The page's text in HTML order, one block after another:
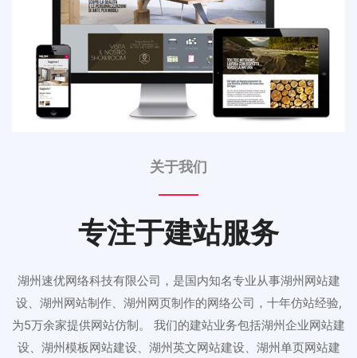
关于我们
专注于建站服务
湖州速优网络科技有限公司，是国内知名专业从事湖州网站建
设、湖州网站制作、湖州网页制作的网络公司，十年仿站经验,
为5万余家提供网站仿制。 我们的建站业务包括湖州企业网站建
设、湖州模板网站建设、湖州英文网站建设、湖州单页网站建